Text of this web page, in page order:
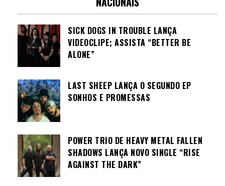
SICK DOGS IN TROUBLE LANÇA
VIDEOCLIPE; ASSISTA “BETTER BE
ALONE”
LAST SHEEP LANÇA O SEGUNDO EP
SONHOS E PROMESSAS
POWER TRIO DE HEAVY METAL FALLEN
SHADOWS LANÇA NOVO SINGLE “RISE
AGAINST THE DARK”